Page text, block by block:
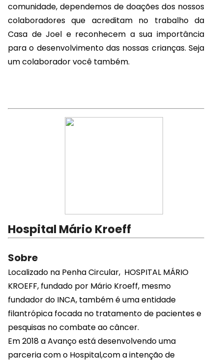
comunidade, dependemos de doações dos nossos
colaboradores que acreditam no trabalho da
Casa de Joel e reconhecem a sua importância
para o desenvolvimento das nossas crianças. Seja
um colaborador você também.
Hospital Mário Kroeff
Sobre
Localizado na Penha Circular, HOSPITAL MÁRIO
KROEFF, fundado por Mário Kroeff, mesmo
fundador do INCA, também é uma entidade
filantrópica focada no tratamento de pacientes e
pesquisas no combate ao câncer.
Em 2018 a Avanço está desenvolvendo uma
parceria com o Hospital,com a intenção de